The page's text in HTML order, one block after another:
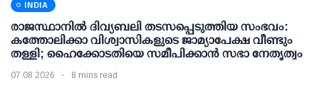
INDIA
രാജസ്ഥാനിൽ ദിവ്യബലി തടസപ്പെടുത്തിയ സംഭവം:
കത്തോലിക്കാ വിശ്വാസികളുടെ ജാമ്യാപേക്ഷ വീണ്ടും
തള്ളി; ഹൈക്കോടതിയെ സമീപിക്കാൻ സഭാ നേതൃത്വം
07 08 2026 8 mins read